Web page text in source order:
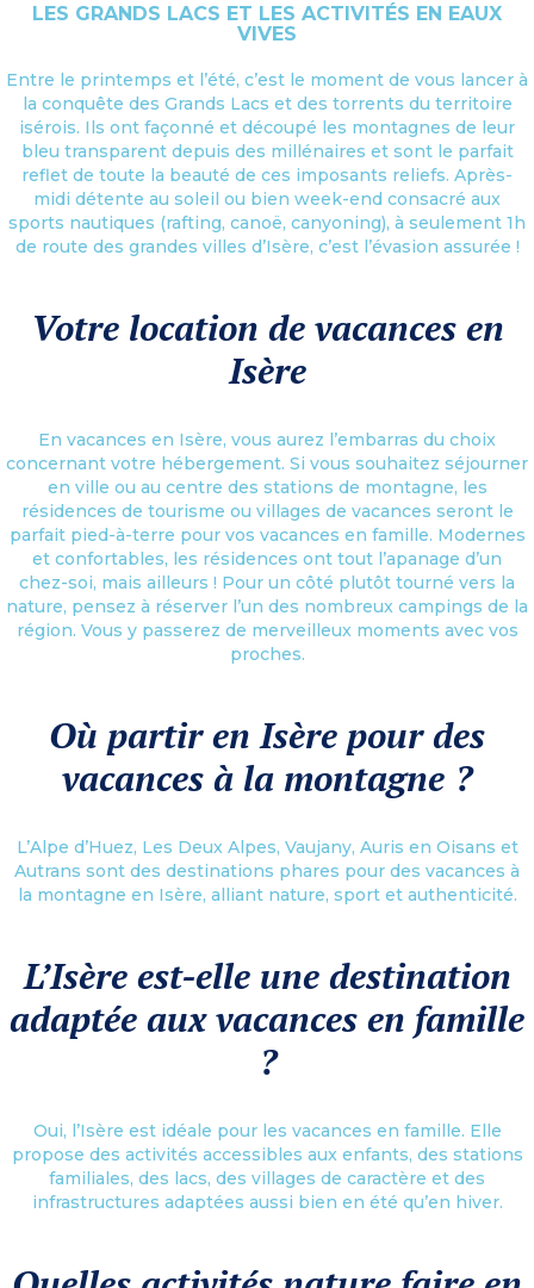
LES GRANDS LACS ET LES ACTIVITÉS EN EAUX
VIVES
Entre le printemps et l’été, c’est le moment de vous lancer à
la conquête des Grands Lacs et des torrents du territoire
isérois. Ils ont façonné et découpé les montagnes de leur
bleu transparent depuis des millénaires et sont le parfait
reflet de toute la beauté de ces imposants reliefs. Après-
midi détente au soleil ou bien week-end consacré aux
sports nautiques (rafting, canoë, canyoning), à seulement 1h
de route des grandes villes d’Isère, c’est l’évasion assurée !
Votre location de vacances en
Isère
En vacances en Isère, vous aurez l’embarras du choix
concernant votre hébergement. Si vous souhaitez séjourner
en ville ou au centre des stations de montagne, les
résidences de tourisme ou villages de vacances seront le
parfait pied-à-terre pour vos vacances en famille. Modernes
et confortables, les résidences ont tout l’apanage d’un
chez-soi, mais ailleurs ! Pour un côté plutôt tourné vers la
nature, pensez à réserver l’un des nombreux campings de la
région. Vous y passerez de merveilleux moments avec vos
proches.
Où partir en Isère pour des
vacances à la montagne ?
L’Alpe d’Huez, Les Deux Alpes, Vaujany, Auris en Oisans et
Autrans sont des destinations phares pour des vacances à
la montagne en Isère, alliant nature, sport et authenticité.
L’Isère est-elle une destination
adaptée aux vacances en famille
?
Oui, l’Isère est idéale pour les vacances en famille. Elle
propose des activités accessibles aux enfants, des stations
familiales, des lacs, des villages de caractère et des
infrastructures adaptées aussi bien en été qu’en hiver.